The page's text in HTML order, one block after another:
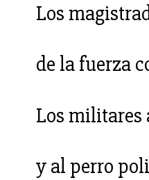
Los
de la fuerza
Los militares
y al perro